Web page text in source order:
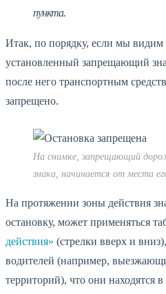
пункта.
Итак, по порядку, если мы
установленный запрещающий
после него транспортным
запрещено.
На снимке, запрещающий
знака, начинается от места
На протяжении зоны действия
остановку, может применяться
действия» (стрелки вверх и
водителей (например,
территорий), что они находятся в